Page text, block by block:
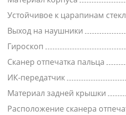
Устойчивое к царапинам
Выход на наушники
Гироскоп
Сканер отпечатка пальца
ИК-передатчик
Материал задней крышки
Расположение сканера